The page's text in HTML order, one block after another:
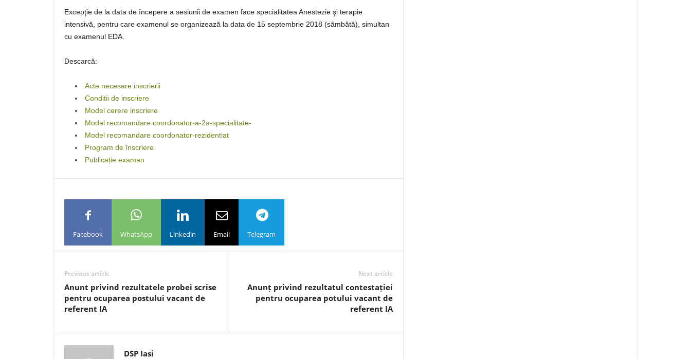
Excepţie de la data de începere a sesiunii de examen face specialitatea Anestezie şi terapie
intensivă, pentru care examenul se organizează la data de 15 septembrie 2018 (sâmbătă), simultan
cu examenul EDA.
Descarcă:
Acte necesare inscrierii
Conditii de inscriere
Model cerere inscriere
Model recomandare coordonator-a-2a-specialitate-
Model recomandare coordonator-rezidentiat
Program de înscriere
Publicație examen
Facebook WhatsApp Linkedin Email Telegram
Previous article
Anunt privind rezultatele probei scrise
pentru ocuparea postului vacant de
referent IA
Next article
Anunț privind rezultatul contestației
pentru ocuparea potului vacant de
referent IA
DSP Iasi